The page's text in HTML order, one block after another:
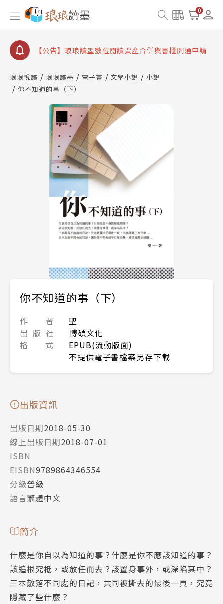
0
查詢
【公告】因 Readmoo 讀墨系統維護中，本站同步暫
停部分閱讀服務
【公告】琅琅讀墨數位閱讀資產合併與書櫃開通申請
【公告】琅琅讀墨 3 分鐘完成書櫃開通與資產合併申
請圖文教學
查詢
【公告】因 Readmoo 讀墨系統維護中，本站同步暫
停部分閱讀服務
琅琅悅讀 琅琅讀墨 電子書 文學小說
小說
你不知道的事（下）
你不知道的事（下）
作 者
聖
出 版 社
博碩文化
格 式
EPUB(流動版面)
不提供電子書檔案另存下載
出版資訊
出版日期2018-05-30
線上出版日期2018-07-01
ISBN
EISBN9789864346554
分級普級
語言繁體中文
簡介
什麼是你自以為知道的事？什麼是你不應該知道的事？
該追根究柢，或放任而去？該置身事外，或深陷其中？
三本散落不同處的日記，共同被撕去的最後一頁，究竟
隱藏了些什麼？